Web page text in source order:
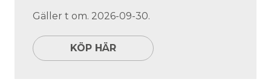
Gäller t om. 2026-09-30.
KÖP HÄR